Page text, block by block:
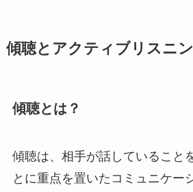
傾聴とアクティブリスニ
傾聴とは？
傾聴は、相手が話していること
とに重点を置いたコミュニケー